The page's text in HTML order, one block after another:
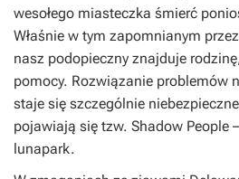
wesołego miasteczka śmierć
Właśnie w tym zapomnianym
nasz podopieczny znajduje
pomocy. Rozwiązanie problemów
staje się szczególnie
pojawiają się tzw. Shadow People
lunapark.